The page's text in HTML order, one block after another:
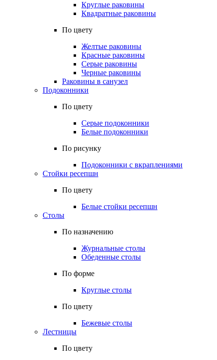
Круглые раковины
Квадратные раковины
По цвету
Желтые раковины
Красные раковины
Серые раковины
Черные раковины
Раковины в санузел
Подоконники
По цвету
Серые подоконники
Белые подоконники
По рисунку
Подоконники с вкраплениями
Стойки ресепшн
По цвету
Белые стойки ресепшн
Столы
По назначению
Журнальные столы
Обеденные столы
По форме
Круглые столы
По цвету
Бежевые столы
Лестницы
По цвету